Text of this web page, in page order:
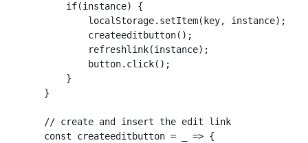
        if(instance) {
            localStorage.setItem(key, instance);
            createeditbutton();
            refreshlink(instance);
            button.click();
        }
    }
    // create and insert the edit link
    const createeditbutton = _ => {